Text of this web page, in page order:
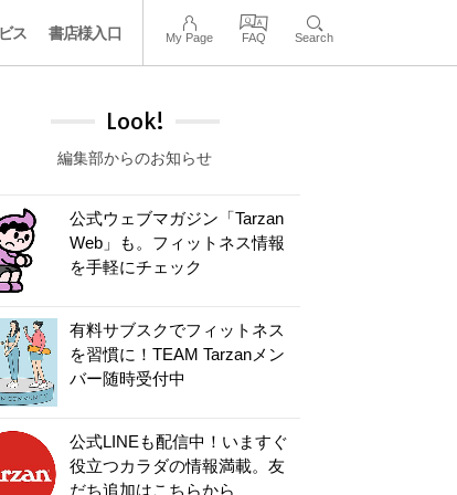
ス 書店様入口 My Page FAQ Search
Look!
編集部からのお知らせ
公式ウェブマガジン「Tarzan
Web」も。フィットネス情報
を手軽にチェック
有料サブスクでフィットネス
を習慣に！TEAM Tarzanメン
バー随時受付中
公式LINEも配信中！いますぐ
役立つカラダの情報満載。友
だち追加はこちらから